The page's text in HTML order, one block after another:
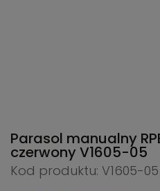
Parasol manualny
czerwonyV1605-05
Kod produktu: V1605-05